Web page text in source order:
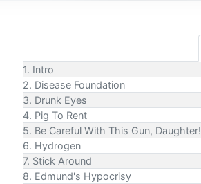
1. Intro
2. Disease Foundation
3. Drunk Eyes
4. Pig To Rent
5. Be Careful With This Gun, Daughter!
6. Hydrogen
7. Stick Around
8. Edmund's Hypocrisy